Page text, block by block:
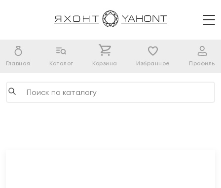
Главная Каталог Корзина Избранное Профиль